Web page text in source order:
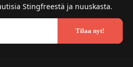
Stingfreestä ja nuuskasta.
Tilaa nyt!